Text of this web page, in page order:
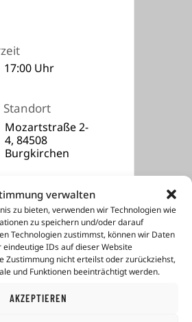
verwalten
zu bieten, verwenden wir Technologien wie
zu speichern und/oder darauf
Technologien zustimmst, können wir Daten
IDs auf dieser Website
Zustimmung nicht erteilst oder zurückziehst,
und Funktionen beeinträchtigt werden.
AKZEPTIEREN
17:00 Uhr
Standort
Mozartstraße 2-
4, 84508
Burgkirchen
mehr möglich.